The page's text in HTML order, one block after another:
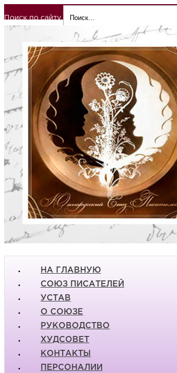
Поиск по сайту
НА ГЛАВНУЮ
СОЮЗ ПИСАТЕЛЕЙ
УСТАВ
О СОЮЗЕ
РУКОВОДСТВО
ХУДСОВЕТ
КОНТАКТЫ
ПЕРСОНАЛИИ